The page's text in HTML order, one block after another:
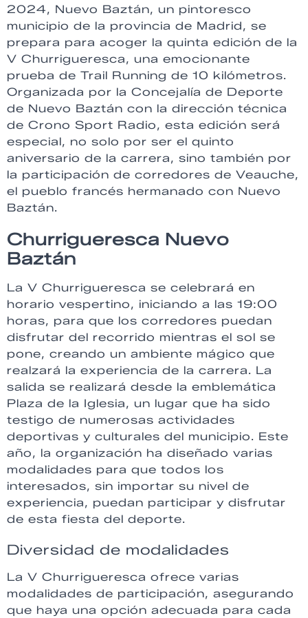
2024, Nuevo Baztán, un pintoresco
municipio de la provincia de Madrid, se
prepara para acoger la quinta edición de la
V Churrigueresca, una emocionante
prueba de Trail Running de 10 kilómetros.
Organizada por la Concejalía de Deporte
de Nuevo Baztán con la dirección técnica
de Crono Sport Radio, esta edición será
especial, no solo por ser el quinto
aniversario de la carrera, sino también por
la participación de corredores de Veauche,
el pueblo francés hermanado con Nuevo
Baztán.
Churrigueresca Nuevo
Baztán
La V Churrigueresca se celebrará en
horario vespertino, iniciando a las 19:00
horas, para que los corredores puedan
disfrutar del recorrido mientras el sol se
pone, creando un ambiente mágico que
realzará la experiencia de la carrera. La
salida se realizará desde la emblemática
Plaza de la Iglesia, un lugar que ha sido
testigo de numerosas actividades
deportivas y culturales del municipio. Este
año, la organización ha diseñado varias
modalidades para que todos los
interesados, sin importar su nivel de
experiencia, puedan participar y disfrutar
de esta fiesta del deporte.
Diversidad de modalidades
La V Churrigueresca ofrece varias
modalidades de participación, asegurando
que haya una opción adecuada para cada